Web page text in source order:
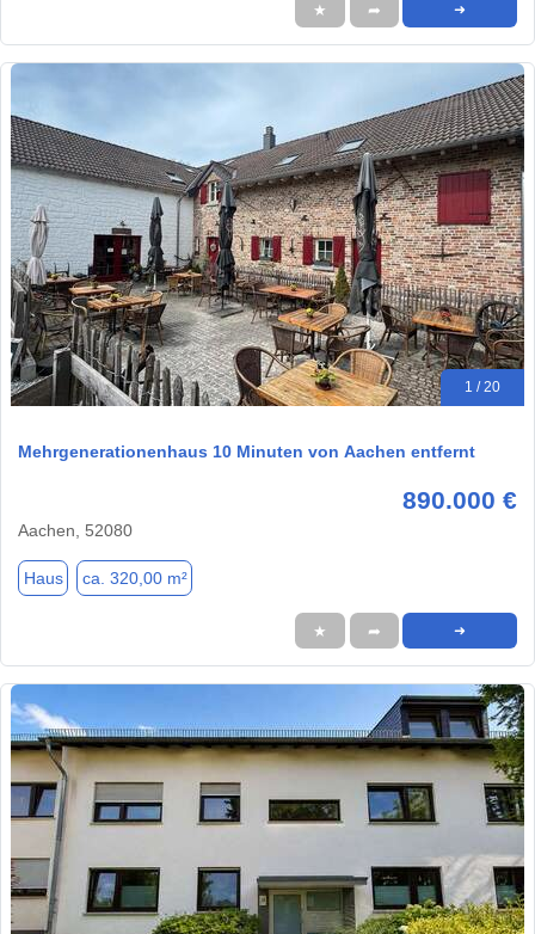
★ ➦ ➜
1 / 20
Mehrgenerationenhaus 10 Minuten von Aachen entfernt
890.000 €
Aachen, 52080
Haus ca. 320,00 m²
★ ➦ ➜